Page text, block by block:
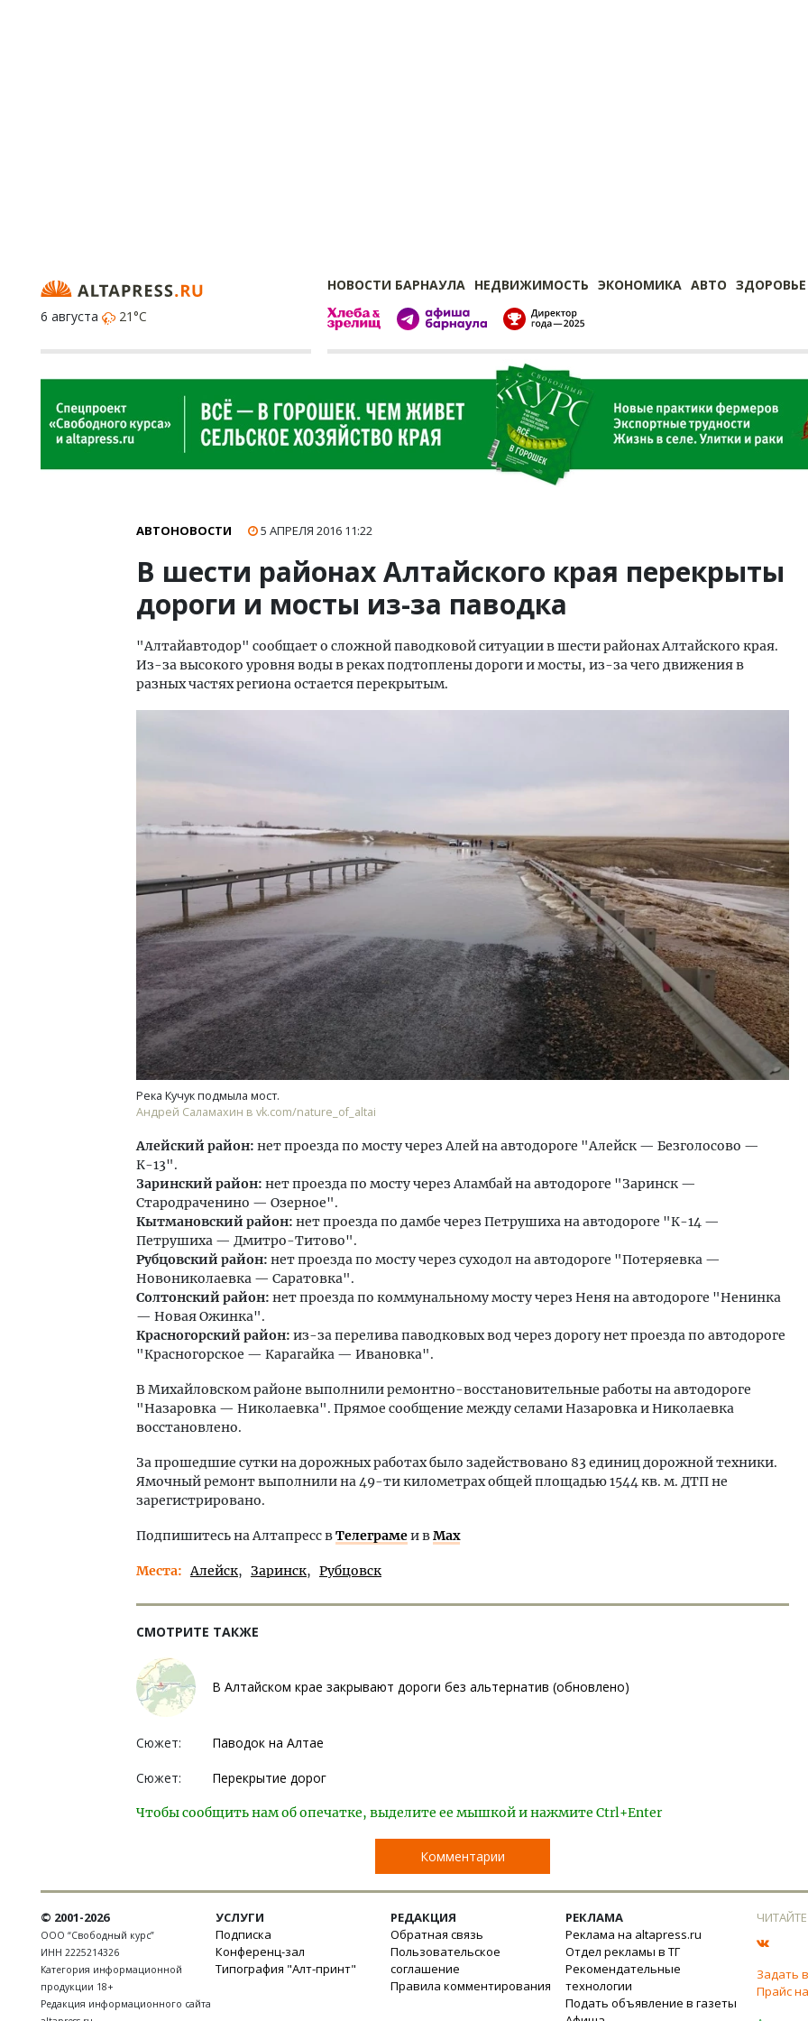
НОВОСТИ БАРНАУЛА НЕДВИЖИМОСТЬ ЭКОНОМИКА АВТО ЗДОРОВЬЕ
6 августа
21°C
АВТОНОВОСТИ 5 АПРЕЛЯ 2016 11:22
В шести районах Алтайского края перекрыты
дороги и мосты из-за паводка
"Алтайавтодор" сообщает о сложной паводковой ситуации в шести районах Алтайского края.
Из-за высокого уровня воды в реках подтоплены дороги и мосты, из-за чего движения в
разных частях региона остается перекрытым.
Река Кучук подмыла мост.
Андрей Саламахин в vk.com/nature_of_altai
Алейский район: нет проезда по мосту через Алей на автодороге "Алейск — Безголосово —
К-13".
Заринский район: нет проезда по мосту через Аламбай на автодороге "Заринск —
Стародраченино — Озерное".
Кытмановский район: нет проезда по дамбе через Петрушиха на автодороге "К-14 —
Петрушиха — Дмитро-Титово".
Рубцовский район: нет проезда по мосту через суходол на автодороге "Потеряевка —
Новониколаевка — Саратовка".
Солтонский район: нет проезда по коммунальному мосту через Неня на автодороге "Ненинка
— Новая Ожинка".
Красногорский район: из-за перелива паводковых вод через дорогу нет проезда по автодороге
"Красногорское — Карагайка — Ивановка".
В Михайловском районе выполнили ремонтно-восстановительные работы на автодороге
"Назаровка — Николаевка". Прямое сообщение между селами Назаровка и Николаевка
восстановлено.
За прошедшие сутки на дорожных работах было задействовано 83 единиц дорожной техники.
Ямочный ремонт выполнили на 49-ти километрах общей площадью 1544 кв. м. ДТП не
зарегистрировано.
Подпишитесь на Алтапресс вТелеграмеи вMax
Места Алейск Заринск Рубцовск
СМОТРИТЕ ТАКЖЕ
В Алтайском крае закрывают дороги без альтернатив (обновлено)
Сюжет: Паводок на Алтае
Сюжет: Перекрытие дорог
Чтобы сообщить нам об опечатке, выделите ее мышкой и нажмите Ctrl+Enter
Комментарии
Смелость архитектурных идей.
Генеральный директор компании
ЗИАС — об эстетике городов,
трендах в фасадах и развитии рынка
СТРОИТЕЛЬСТВО
Двухуровневые номера и
Каким будет новый апарт-
«Белкур» в Белокурихе
ДОМА И КВАРТИРЫ
© 2001-2026
ООО “Свободный курс”
ИНН 2225214326
Категория информационной
продукции 18+
Редакция информационного сайта
УСЛУГИ
Подписка
Конференц-зал
Типография "Алт-принт"
РЕДАКЦИЯ
Обратная связь
Пользовательское
соглашение
Правила комментирования
РЕКЛАМА
Реклама на altapress.ru
Отдел рекламы в ТГ
Рекомендательные
технологии
Подать объявление в газеты
Задать
Прайс